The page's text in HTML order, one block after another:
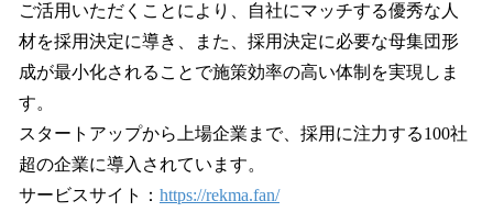
ご活用いただくことにより、自社にマッチする優秀な人
材を採用決定に導き、また、採用決定に必要な母集団形
成が最小化されることで施策効率の高い体制を実現しま
す。
スタートアップから上場企業まで、採用に注力する100社
超の企業に導入されています。
サービスサイト： https://rekma.fan/